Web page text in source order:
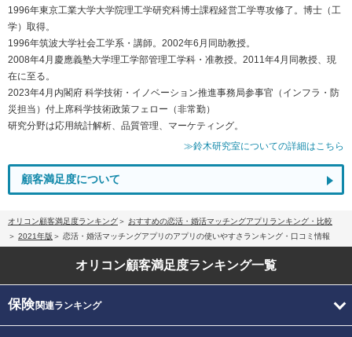
1996年東京工業大学大学院理工学研究科博士課程経営工学専攻修了。博士（工
学）取得。
1996年筑波大学社会工学系・講師。2002年6月同助教授。
2008年4月慶應義塾大学理工学部管理工学科・准教授。2011年4月同教授、現
在に至る。
2023年4月内閣府 科学技術・イノベーション推進事務局参事官（インフラ・防
災担当）付上席科学技術政策フェロー（非常勤）
研究分野は応用統計解析、品質管理、マーケティング。
≫鈴木研究室についての詳細はこちら
顧客満足度について
オリコン顧客満足度ランキング
おすすめの恋活・婚活マッチングアプリランキング・比較
2021年版
恋活・婚活マッチングアプリのアプリの使いやすさランキング・口コミ情報
オリコン顧客満足度ランキング一覧
保険関連ランキング